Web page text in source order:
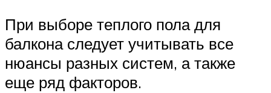
При выборе теплого пола для
балкона следует учитывать все
нюансы разных систем, а также
еще ряд факторов.